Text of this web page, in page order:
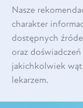
Nasze
charakter
dostępnych
oraz
jakichkolwiek
lekarzem.